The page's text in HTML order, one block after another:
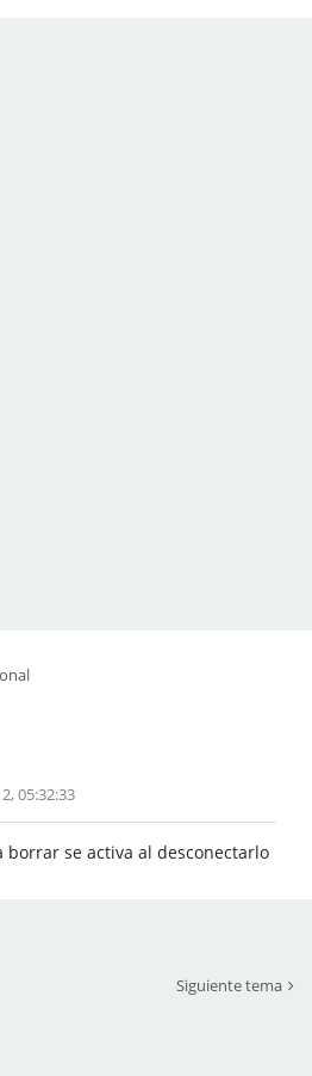
05:32:33
borrar se activa al desconectarlo
Siguiente tema